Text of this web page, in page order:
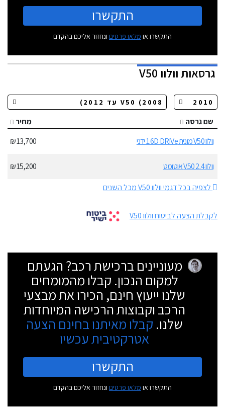
התקשרו
התקשרו או מלאו פרטים ונחזור אליכם בהקדם
גרסאותוולוו V50
שם גרסה
מחיר
וולוו V50 מונית 1.6D DRIVe ידני
13,700 ₪
וולוו V50 2.4 אוטומט
15,200 ₪
לצפיה בכל דגמי וולוו V50 מכל השנים
לקבלת הצעה לביטוח וולוו V50
מעוניינים ברכישת רכב? הגעתם
למקום הנכון. קבלו מהמומחים
שלנו ייעוץ חינם, הכירו את מבצעי
הרכב וקבוצות הרכישה המיוחדות
שלנו. קבלו מאיתנו בחינם הצעה
אטרקטיבית עכשיו
התקשרו
התקשרו או מלאו פרטים ונחזור אליכם בהקדם